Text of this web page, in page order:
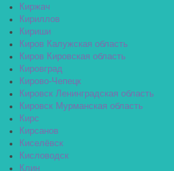
Киржач
Кириллов
Кириши
Киров Калужская область
Киров Кировская область
Кировград
Кирово-Чепецк
Кировск Ленинградская область
Кировск Мурманская область
Кирс
Кирсанов
Киселёвск
Кисловодск
Клин